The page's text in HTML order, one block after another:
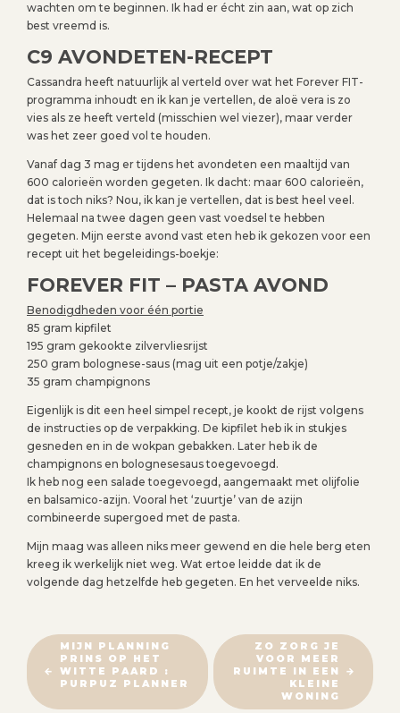
wachten om te beginnen. Ik had er écht zin aan, wat op zich
best vreemd is.
C9 AVONDETEN-RECEPT
Cassandra heeft natuurlijk al verteld over wat het Forever FIT-
programma inhoudt en ik kan je vertellen, de aloë vera is zo
vies als ze heeft verteld (misschien wel viezer), maar verder
was het zeer goed vol te houden.
Vanaf dag 3 mag er tijdens het avondeten een maaltijd van
600 calorieën worden gegeten. Ik dacht: maar 600 calorieën,
dat is toch niks? Nou, ik kan je vertellen, dat is best heel veel.
Helemaal na twee dagen geen vast voedsel te hebben
gegeten. Mijn eerste avond vast eten heb ik gekozen voor een
recept uit het begeleidings-boekje:
FOREVER FIT – PASTA AVOND
Benodigdheden voor één portie
85 gram kipfilet
195 gram gekookte zilvervliesrijst
250 gram bolognese-saus (mag uit een potje/zakje)
35 gram champignons
Eigenlijk is dit een heel simpel recept, je kookt de rijst volgens
de instructies op de verpakking. De kipfilet heb ik in stukjes
gesneden en in de wokpan gebakken. Later heb ik de
champignons en bolognesesaus toegevoegd.
Ik heb nog een salade toegevoegd, aangemaakt met olijfolie
en balsamico-azijn. Vooral het ‘zuurtje’ van de azijn
combineerde supergoed met de pasta.
Mijn maag was alleen niks meer gewend en die hele berg eten
kreeg ik werkelijk niet weg. Wat ertoe leidde dat ik de
volgende dag hetzelfde heb gegeten. En het verveelde niks.
B
E
R
MIJN PLANNING
PRINS OP HET
WITTE PAARD :
PURPUZ PLANNER
ZO ZORG JE
VOOR MEER
RUIMTE IN EEN
KLEINE
WONING